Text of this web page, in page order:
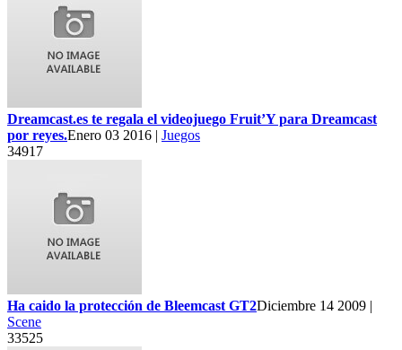
Dreamcast.es te regala el videojuego Fruit’Y para Dreamcast
por reyes.Enero 03 2016 | Juegos
34917
Ha caido la protección de Bleemcast GT2Diciembre 14 2009 |
Scene
33525